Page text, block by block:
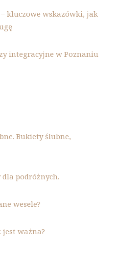
kluczowe wskazówki, jak
integracyjne w Poznaniu
Bukiety ślubne,
podróżnych.
wesele?
ważna?